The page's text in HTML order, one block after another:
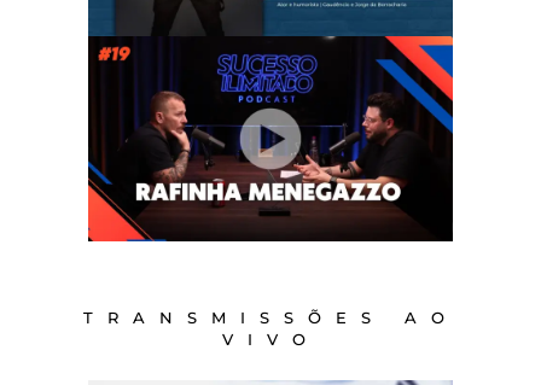
TRANSMISSÕES AO
VIVO